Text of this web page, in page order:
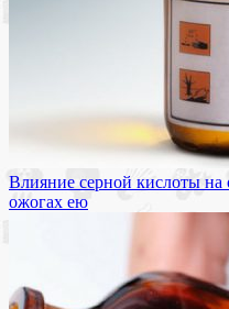
Влияние серной кислоты
ожогах ею